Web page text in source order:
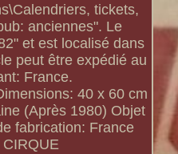
tickets,
anciennes". Le
et est localisé dans
peut être expédié au
France.
40 x 60 cm
(Après 1980) Objet
fabrication: France